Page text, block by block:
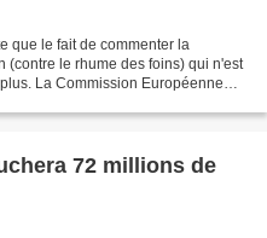
que le fait de commenter la
(contre le rhume des foins) qui n'est
La Commission Européenne
72 millions de